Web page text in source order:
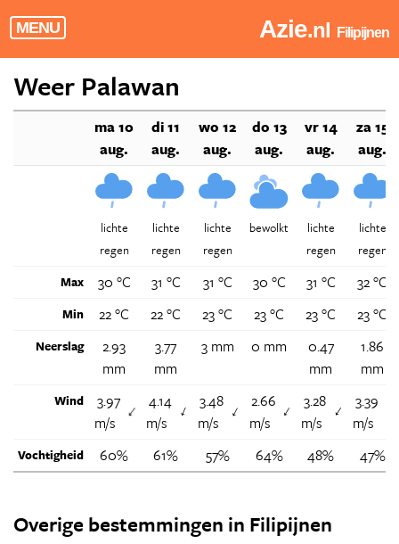
MENU Azie.nl Filipijnen
Weer Palawan
ma 10
aug.
di 11
aug.
wo 12
aug.
do 13
aug.
vr 14
aug.
za 15
aug.
lichte
regen
lichte
regen
lichte
regen
bewolkt
lichte
regen
lichte
regen
Max
30 °C 31 °C 31 °C 30 °C 31 °C 32 °C
Min 22 °C 22 °C 23 °C 23 °C 23 °C 23 °C
Neerslag
2.93
mm
3.77
mm
3 mm 0 mm
0.47
mm
1.86
mm
Wind
3.97
m/s
↑
4.14
m/s
↑
3.48
m/s
↑
2.66
m/s
↑
3.28
m/s
↑
3.39
m/s
Vochtigheid 60% 61% 57% 64% 48% 47%
Overige bestemmingen in Filipijnen